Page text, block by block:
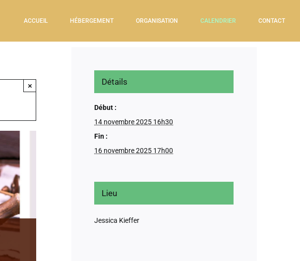
ACCUEIL HÉBERGEMENT ORGANISATION CALENDRIER CONTACT
× Détails
Début :
14 novembre 2025 16h30
Fin :
16 novembre 2025 17h00
Lieu
Jessica Kieffer